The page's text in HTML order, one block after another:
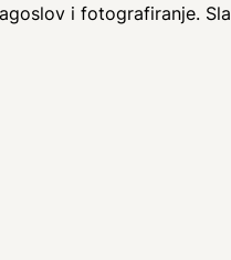
i fotografiranje.